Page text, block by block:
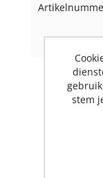
stem